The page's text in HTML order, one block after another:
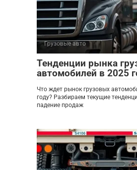
Грузовые авто
Тенденции рынка
автомобилей в 2025
Что ждет рынок грузовых
году? Разбираем текущие
падение продаж